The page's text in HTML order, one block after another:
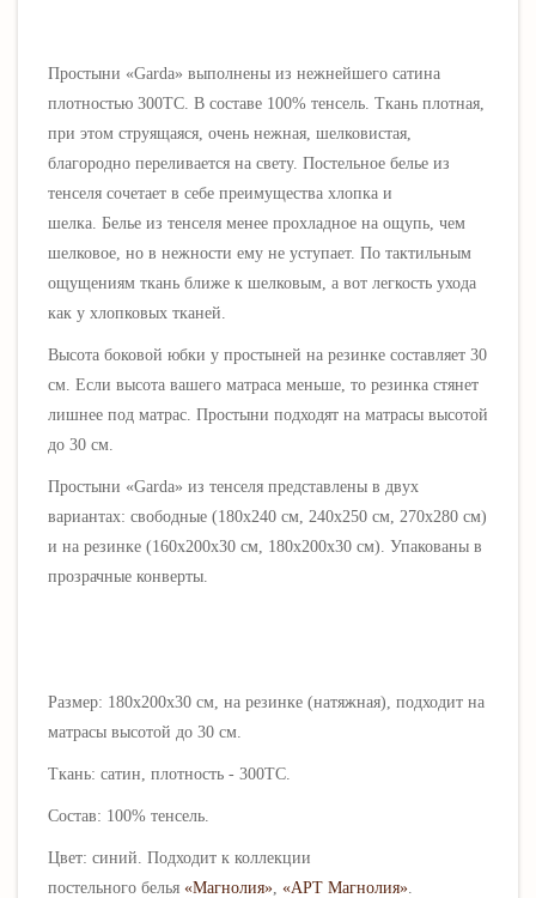
Простыни «Garda» выполнены из нежнейшего сатина
плотностью 300ТС. В составе 100% тенсель. Ткань плотная,
при этом струящаяся, очень нежная, шелковистая,
благородно переливается на свету. Постельное белье из
тенселя сочетает в себе преимущества хлопка и
шелка. Белье из тенселя менее прохладное на ощупь, чем
шелковое, но в нежности ему не уступает. По тактильным
ощущениям ткань ближе к шелковым, а вот легкость ухода
как у хлопковых тканей.
Высота боковой юбки у простыней на резинке составляет 30
см. Если высота вашего матраса меньше, то резинка стянет
лишнее под матрас. Простыни подходят на матрасы высотой
до 30 см.
Простыни «Garda» из тенселя представлены в двух
вариантах: свободные (180х240 см, 240х250 см, 270х280 см)
и на резинке (160х200х30 см, 180х200х30 см). Упакованы в
прозрачные конверты.
Размер: 180х200х30 см, на резинке (натяжная), подходит на
матрасы высотой до 30 см.
Ткань: сатин, плотность - 300ТС.
Состав: 100% тенсель.
Цвет: синий. Подходит к коллекции
постельного белья «Магнолия», «АРТ Магнолия».